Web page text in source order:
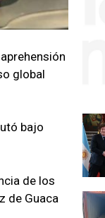
global
bajo
de los
de Guaca